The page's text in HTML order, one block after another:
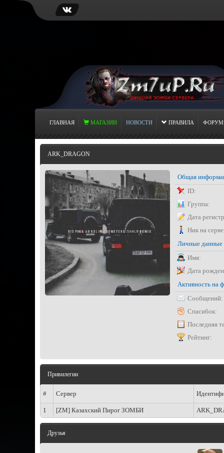
ГЛАВНАЯ МАГАЗИН НОВОСТИ ПРАВИЛА ФОРУМ
ARK_DRAGON
Общая
ID:
Группа:
Дата
Ник на
Личные данные
Имя:
Дата
Активность на
Сообщений:
Спасибок:
Последняя
Рейтинг:
Привилегии
# Сервер
1 [ZM] Казахский Пирог ЗОМБИ
Друзья